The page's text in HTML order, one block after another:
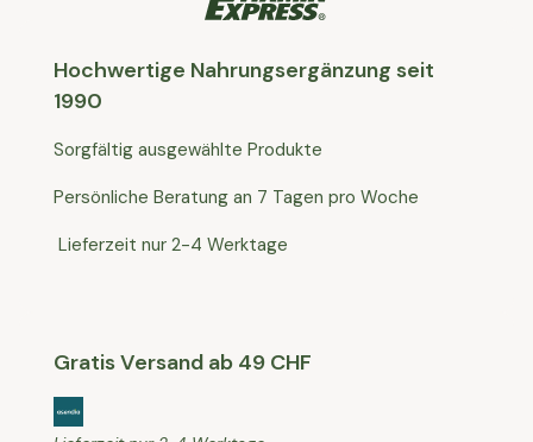
Hochwertige Nahrungsergänzung seit
1990
Sorgfältig ausgewählte Produkte
Persönliche Beratung an 7 Tagen pro Woche
Lieferzeit nur 2-4 Werktage
Gratis Versand ab 49 CHF